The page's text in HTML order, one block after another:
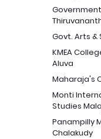
Govt. Arts
KMEA
Aluva
Maharaja's
Monti
Studies
Panampilly
Chalakudy